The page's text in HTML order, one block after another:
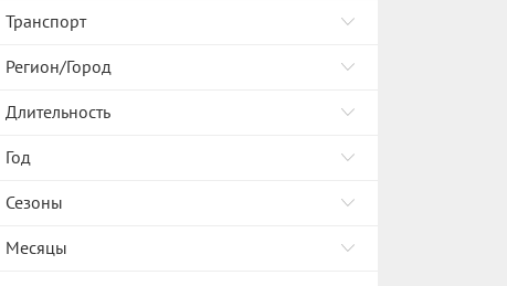
Транспорт
Регион/Город
Длительность
Год
Сезоны
Месяцы